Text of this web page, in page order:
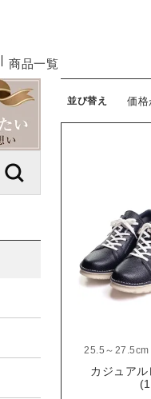
商品一覧
並び替え 価格
25.5～27.5cm
カジュア